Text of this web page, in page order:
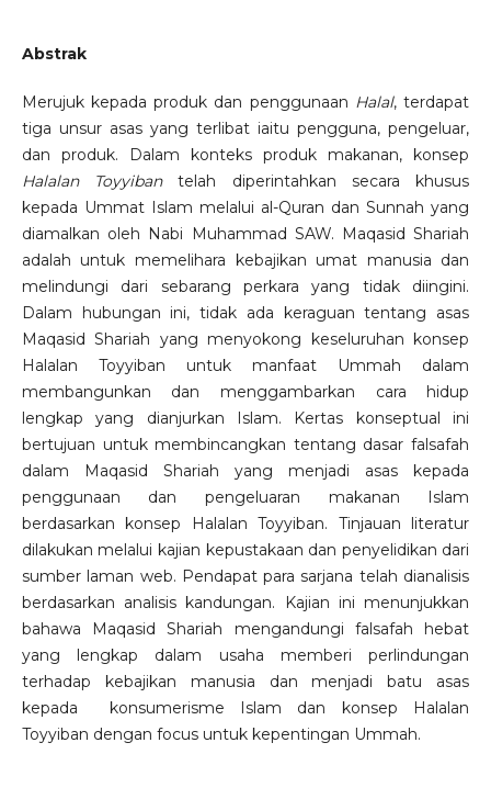
Abstrak
Merujuk kepada produk dan penggunaan Halal, terdapat
tiga unsur asas yang terlibat iaitu pengguna, pengeluar,
dan produk. Dalam konteks produk makanan, konsep
Halalan Toyyibantelah diperintahkan secara khusus
kepada Ummat Islam melalui al-Quran dan Sunnah yang
diamalkan oleh Nabi Muhammad SAW. Maqasid Shariah
adalah untuk memelihara kebajikan umat manusia dan
melindungi dari sebarang perkara yang tidak diingini.
Dalam hubungan ini, tidak ada keraguan tentang asas
Maqasid Shariah yang menyokong keseluruhan konsep
Halalan Toyyiban untuk manfaat Ummah dalam
membangunkan dan menggambarkan cara hidup
lengkap yang dianjurkan Islam. Kertas konseptual ini
bertujuan untuk membincangkan tentang dasar falsafah
dalam Maqasid Shariah yang menjadi asas kepada
penggunaan dan pengeluaran makanan Islam
berdasarkan konsep Halalan Toyyiban. Tinjauan literatur
dilakukan melalui kajian kepustakaan dan penyelidikan dari
sumber laman web. Pendapat para sarjana telah dianalisis
berdasarkan analisis kandungan. Kajian ini menunjukkan
bahawa Maqasid Shariah mengandungi falsafah hebat
yang lengkap dalam usaha memberi perlindungan
terhadap kebajikan manusia dan menjadi batu asas
kepada konsumerisme Islam dan konsep Halalan
Toyyiban dengan focus untuk kepentingan Ummah.